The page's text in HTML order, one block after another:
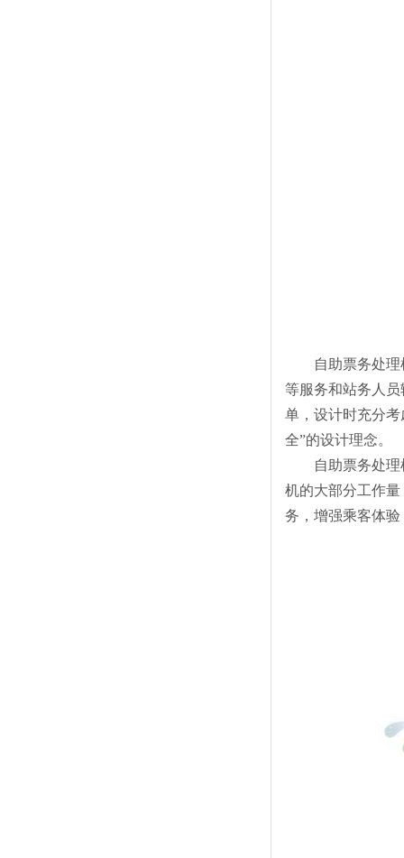
自助票务处
等服务和站务人
单，设计时充分
全”的设计理念。
自助票务处
机的大部分工作
务，增强乘客体